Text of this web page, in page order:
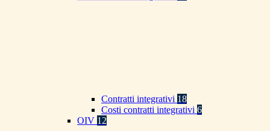
Contratti integrativi 18
Costi contratti integrativi 6
OIV 12